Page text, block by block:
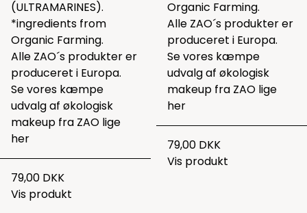
(ULTRAMARINES).
*ingredients from
Organic Farming.
Alle ZAO´s produkter er
produceret i Europa.
Se vores kæmpe
udvalg af økologisk
makeup fra ZAO lige
her
79,00 DKK
Vis produkt
Organic Farming.
Alle ZAO´s produkter er
produceret i Europa.
Se vores kæmpe
udvalg af økologisk
makeup fra ZAO lige
her
79,00 DKK
Vis produkt